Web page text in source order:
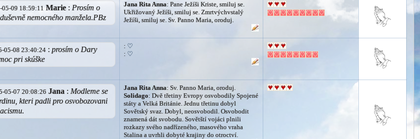
05-09 18:59:11 Marie : Prosím o
nemocného manžela.PBz
Jana Rita Anna: Pane Ježíši Kriste, smiluj se.
Ukřižovaný Ježíši, smiluj se. Zmrtvýchvstalý
Ježíši, smiluj se. Sv. Panno Maria, oroduj.
05-08 23:40:24 :prosím o Dary
pri skúške
: ♡
: ♡
05-07 20:08:26 Jana : Modleme se
kteri padli pro osvobozovani
Jana Rita Anna: Sv. Panno Maria, oroduj.
Solidago: Dvě třetiny Evropy osvobodily Spojené
státy a Velká Británie. Jednu třetinu dobyl
Sovětský svaz. Dobyl, neosvobodil. Osvobodit
znamená dát svobodu. Sovětští vojáci plnili
rozkazy svého nadřízeného, masového vraha
Stalina a uvrhli dobyté krajiny do otroctví.